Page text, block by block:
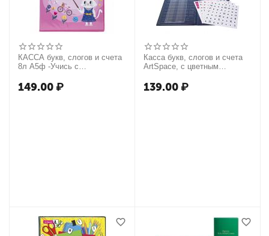
КАССА букв, слогов и счета
8л А5ф -Учись с
149.00₽
Касса букв, слогов и счета
ArtSpace, c цветным
ПВХ
139.00₽